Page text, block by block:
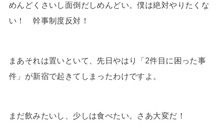
めんどくさいし面倒だしめんどい。僕は絶対やりたくな
い！ 幹事制度反対！
まあそれは置いといて、先日やはり「2件目に困った事
件」が新宿で起きてしまったわけですよ。
まだ飲みたいし、少しは食べたい。さあ大変だ！